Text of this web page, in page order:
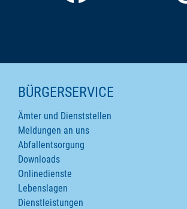
SEITENINHALTE
BÜRGERSERVICE
Ämter und Dienststellen
Meldungen an uns
Abfallentsorgung
Downloads
Onlinedienste
Lebenslagen
Dienstleistungen